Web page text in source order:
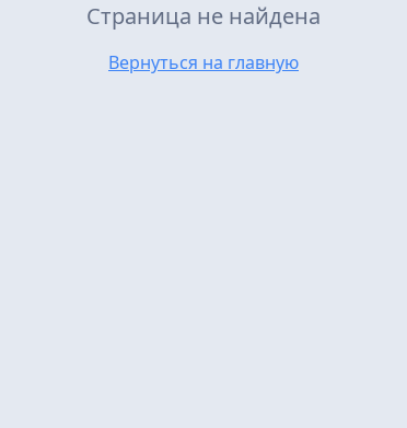
Страница не найдена
Вернуться на главную